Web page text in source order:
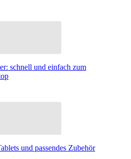
schnell und einfach zum
und passendes Zubehör